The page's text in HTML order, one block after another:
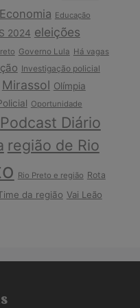
Economia Educação
2024 eleições
Governo Lula Há vagas
Investigação policial
Mirassol Olímpia
Oportunidade
Podcast Diário
região de Rio
Rio Preto e região Rota
da região Vai Leão